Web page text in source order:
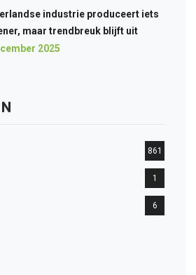
industrie produceert iets
maar trendbreuk blijft uit
2025
861
1
6